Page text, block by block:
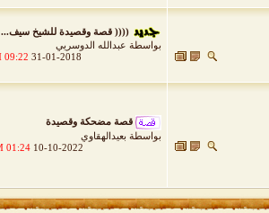
(((( قصة وقصيدة للشيخ سيف...
بواسطة عبدالله الدوسريي
31-01-2018
09:22 PM
قصة مضحكة وقصيدة
بواسطة بعيدالهقاوي
10-10-2022
01:24 AM